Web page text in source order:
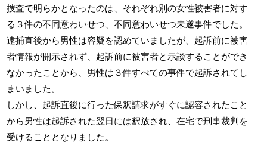
捜査で明らかとなったのは、それぞれ別の女性被害者に対す
る３件の不同意わいせつ、不同意わいせつ未遂事件でした。
逮捕直後から男性は容疑を認めていましたが、起訴前に被害
者情報が開示されず、起訴前に被害者と示談することができ
なかったことから、男性は３件すべての事件で起訴されてし
まいました。
しかし、起訴直後に行った保釈請求がすぐに認容されたこと
から男性は起訴された翌日には釈放され、在宅で刑事裁判を
受けることとなりました。